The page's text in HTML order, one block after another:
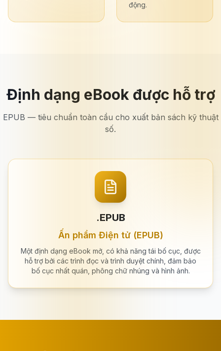
động.
Định dạng eBook được hỗ trợ
EPUB — tiêu chuẩn toàn cầu cho xuất bản sách kỹ thuật
số.
.EPUB
Ấn phẩm Điện tử (EPUB)
Một định dạng eBook mở, có khả năng tái bố cục, được
hỗ trợ bởi các trình đọc và trình duyệt chính, đảm bảo
bố cục nhất quán, phông chữ nhúng và hình ảnh.